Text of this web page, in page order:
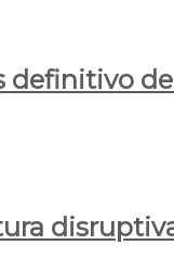
definitivo